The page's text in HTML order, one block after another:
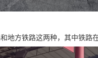
地方铁路这两种，其中铁路